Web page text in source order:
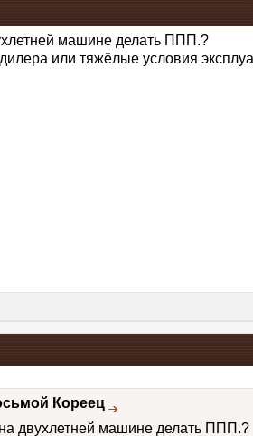
машине делать ППП.?
или тяжёлые условия
Кореец
двухлетней машине делать ППП.?